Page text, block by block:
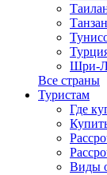
Тунис
Шри-
Все страны
Туристам
Где
Виды